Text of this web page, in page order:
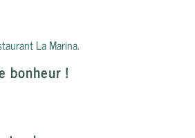
La Marina.
bonheur !